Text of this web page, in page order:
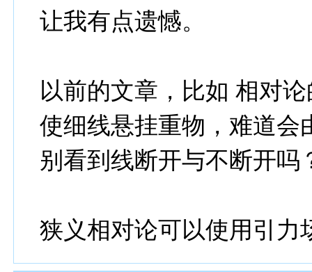
让我有点遗憾。
以前的文章，比如 相对
使细线悬挂重物，难道会
别看到线断开与不断开吗
狭义相对论可以使用引力